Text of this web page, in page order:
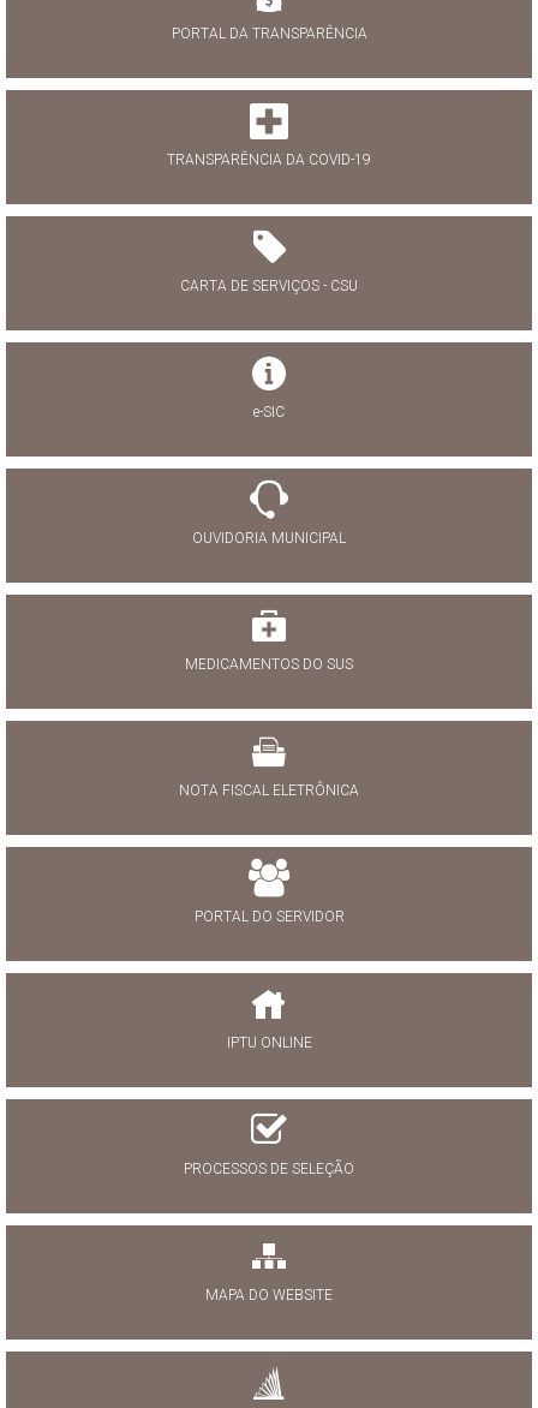
PORTAL DA TRANSPARÊNCIA
TRANSPARÊNCIA DA COVID-19
CARTA DE SERVIÇOS - CSU
e-SIC
OUVIDORIA MUNICIPAL
MEDICAMENTOS DO SUS
NOTA FISCAL ELETRÔNICA
PORTAL DO SERVIDOR
IPTU ONLINE
PROCESSOS DE SELEÇÃO
MAPA DO WEBSITE